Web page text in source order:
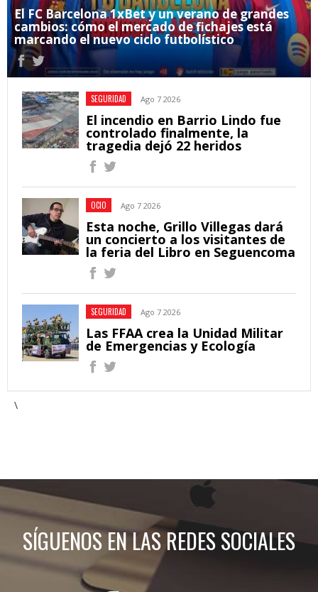
El FC Barcelona 1xBet y un verano de grandes
cambios: cómo el mercado de fichajes está
marcando el nuevo ciclo futbolístico
SEGURIDAD Ago 7 2026
El incendio en Barrio Lindo fue
controlado finalmente, la
tragedia dejó 22 heridos
OCIO Ago 7 2026
Esta noche, Grillo Villegas dará
un concierto a los visitantes de
la feria del Libro en Seguencoma
SEGURIDAD Ago 7 2026
Las FFAA crea la Unidad Militar
de Emergencias y Ecología
\
SÍGUENOS EN LAS REDES SOCIALES